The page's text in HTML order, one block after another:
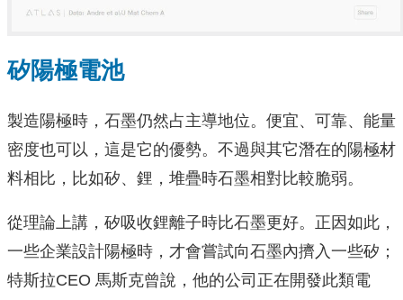
矽陽極電池
製造陽極時，石墨仍然占主導地位。便宜、可靠、能量
密度也可以，這是它的優勢。不過與其它潛在的陽極材
料相比，比如矽、鋰，堆疊時石墨相對比較脆弱。
從理論上講，矽吸收鋰離子時比石墨更好。正因如此，
一些企業設計陽極時，才會嘗試向石墨內擠入一些矽；
特斯拉CEO 馬斯克曾說，他的公司正在開發此類電